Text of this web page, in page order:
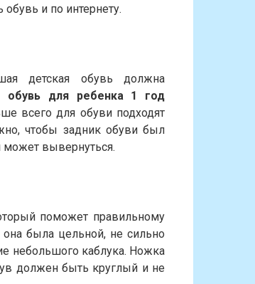
и по интернету.
детская обувь должна
обувь для ребенка 1 год
всего для обуви подходят
чтобы задник обуви был
вывернуться.
поможет правильному
была цельной, не сильно
небольшого каблука. Ножка
должен быть круглый и не